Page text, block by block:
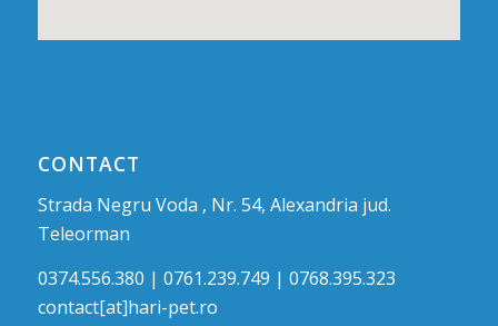
CONTACT
Strada Negru Voda , Nr. 54, Alexandria jud.
Teleorman
0374.556.380 | 0761.239.749 | 0768.395.323
contact[at]hari-pet.ro